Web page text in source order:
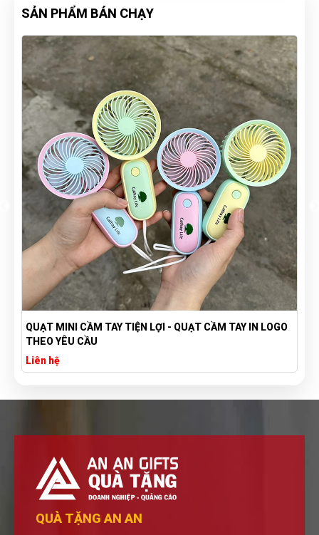
SẢN PHẨM BÁN CHẠY
QUẠT MINI CẦM TAY TIỆN LỢI - QUẠT CẦM TAY IN LOGO
THEO YÊU CẦU
Liên hệ
QUÀ TẶNG AN AN